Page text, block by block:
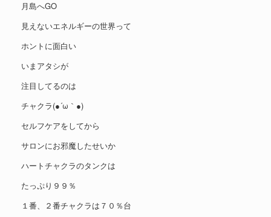
月島へGO
見えないエネルギーの世界って
ホントに面白い
いまアタシが
注目してるのは
チャクラ(●´ω｀●)
セルフケアをしてから
サロンにお邪魔したせいか
ハートチャクラのタンクは
たっぷり９９％
１番、２番チャクラは７０％台